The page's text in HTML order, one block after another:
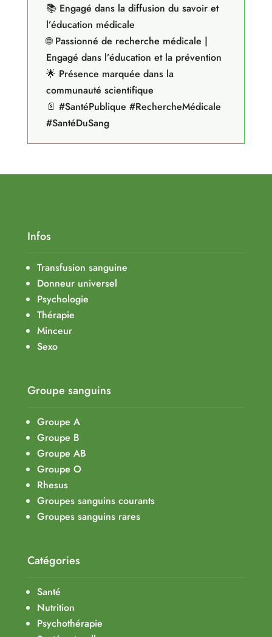
📚 Engagé dans la diffusion du savoir et
l’éducation médicale
🌐 Passionné de recherche médicale |
Engagé dans l’éducation et la prévention
🌟 Présence marquée dans la
communauté scientifique
📄 #SantéPublique #RechercheMédicale
#SantéDuSang
Infos
Transfusion sanguine
Donneur universel
Psychologie
Thérapie
Minceur
Sexo
Groupe sanguins
Groupe A
Groupe B
Groupe AB
Groupe O
Rhesus
Groupes sanguins courants
Groupes sanguins rares
Catégories
Santé
Nutrition
Psychothérapie